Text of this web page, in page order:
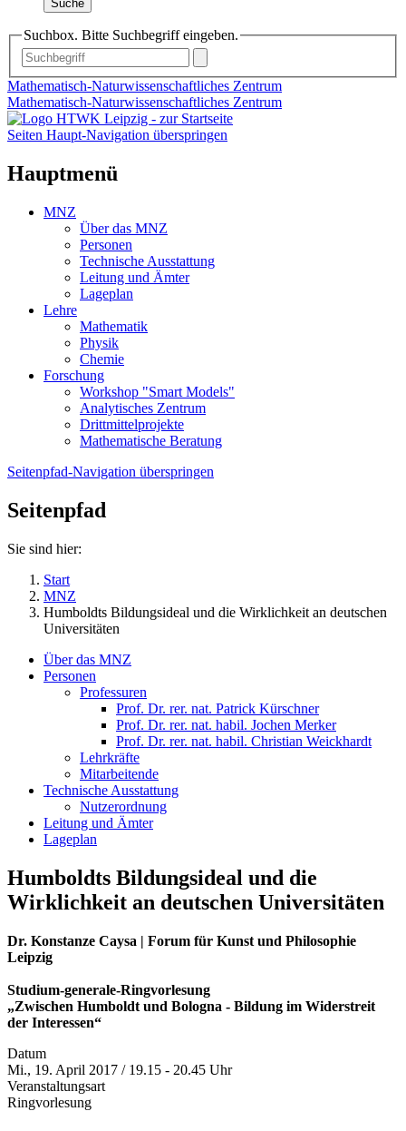
Suche
Suchbox. Bitte Suchbegriff eingeben.
Mathematisch-Naturwissenschaftliches Zentrum
Mathematisch-Naturwissenschaftliches Zentrum
Seiten Haupt-Navigation überspringen
Hauptmenü
MNZ
Über das MNZ
Personen
Technische Ausstattung
Leitung und Ämter
Lageplan
Lehre
Mathematik
Physik
Chemie
Forschung
Workshop "Smart Models"
Analytisches Zentrum
Drittmittelprojekte
Mathematische Beratung
Seitenpfad-Navigation überspringen
Seitenpfad
Sie sind hier:
Start
MNZ
Humboldts Bildungsideal und die Wirklichkeit an deutschen
Universitäten
Über das MNZ
Personen
Professuren
Prof. Dr. rer. nat. Patrick Kürschner
Prof. Dr. rer. nat. habil. Jochen Merker
Prof. Dr. rer. nat. habil. Christian Weickhardt
Lehrkräfte
Mitarbeitende
Technische Ausstattung
Nutzerordnung
Leitung und Ämter
Lageplan
Humboldts Bildungsideal und die
Wirklichkeit an deutschen Universitäten
Dr. Konstanze Caysa | Forum für Kunst und Philosophie
Leipzig
Studium-generale-Ringvorlesung
„Zwischen Humboldt und Bologna - Bildung im Widerstreit
der Interessen“
Datum
Mi., 19. April 2017 / 19.15 - 20.45 Uhr
Veranstaltungsart
Ringvorlesung